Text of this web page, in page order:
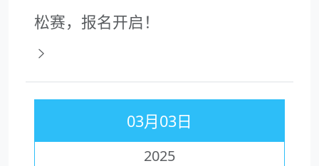
松赛，报名开启！
03月03日
2025